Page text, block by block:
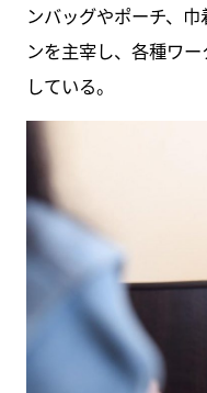
ンバッグやポーチ、
ンを主宰し、各種ワ
している。